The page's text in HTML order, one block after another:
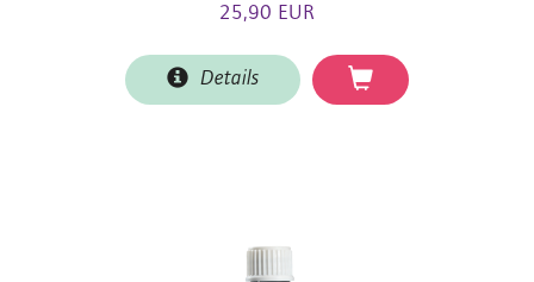
25,90 EUR
Details